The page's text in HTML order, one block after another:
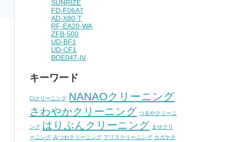
SUNRIZE
FD-F06A7
AD-X80-T
RF-EA20-WA
ZFB-500
UD-BF1
UD-CF1
BOE047-IV
キーワード
Ciクリーニング NANAOクリーニング
さわやかクリーニング つるやクリーニ
ング はりぶんクリーニング ませクリ
ーニング みつわクリーニング アリスクリーニング カガヤク